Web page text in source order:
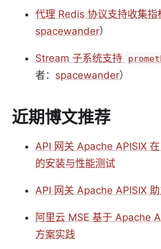
代理 Redis 协议支持收集指
spacewander）
Stream 子系统支持
者： spacewander）
近期博文推荐
API 网关 Apache APISIX
的安装与性能测试
API 网关 Apache APISIX
阿里云 MSE 基于 Apache
方案实践